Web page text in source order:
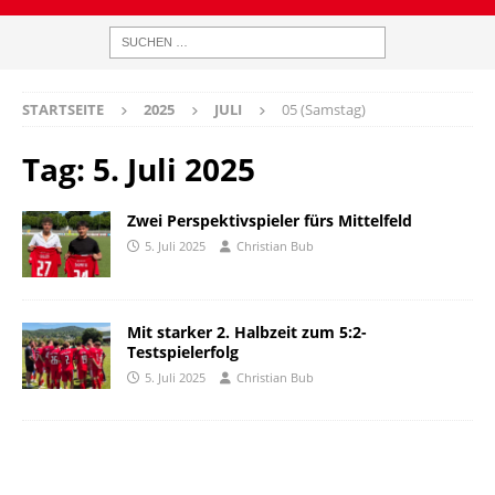
STARTSEITE 2025 JULI 05 (Samstag)
Tag: 5. Juli 2025
Zwei Perspektivspieler fürs Mittelfeld
5. Juli 2025 Christian Bub
Mit starker 2. Halbzeit zum 5:2-
Testspielerfolg
5. Juli 2025 Christian Bub